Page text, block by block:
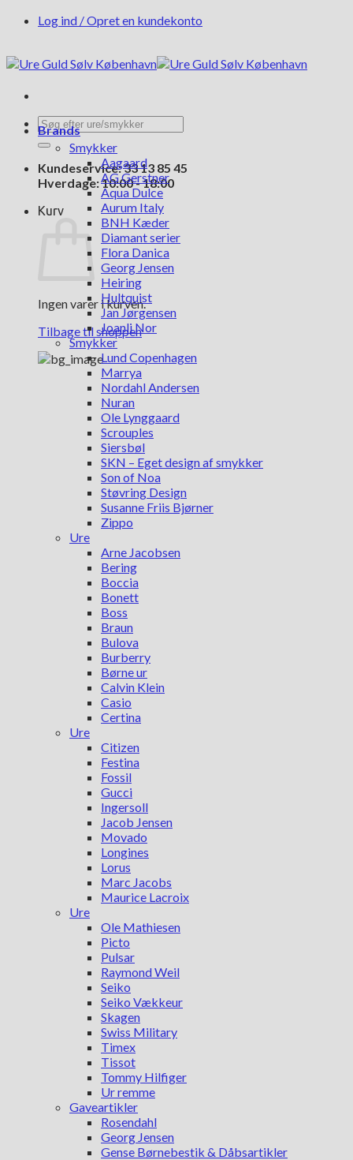
FortsætLog ind / Opret en kundekonto
Søg
efter:
Kundeservice: 33 13 85 45
Hverdage: 10:00 - 18:00
Kurv
Ingen varer i kurven.
Tilbage til shoppen
Brands
Smykker
Aagaard
AG Gerstner
Aqua Dulce
Aurum Italy
BNH Kæder
Diamant serier
Flora Danica
Georg Jensen
Heiring
Hultquist
Jan Jørgensen
Joanli Nor
Smykker
Lund Copenhagen
Marrya
Nordahl Andersen
Nuran
Ole Lynggaard
Scrouples
Siersbøl
SKN – Eget design af smykker
Son of Noa
Støvring Design
Susanne Friis Bjørner
Zippo
Ure
Arne Jacobsen
Bering
Boccia
Bonett
Boss
Braun
Bulova
Burberry
Børne ur
Calvin Klein
Casio
Certina
Ure
Citizen
Festina
Fossil
Gucci
Ingersoll
Jacob Jensen
Movado
Longines
Lorus
Marc Jacobs
Maurice Lacroix
Ure
Ole Mathiesen
Picto
Pulsar
Raymond Weil
Seiko
Seiko Vækkeur
Skagen
Swiss Military
Timex
Tissot
Tommy Hilfiger
Ur remme
Gaveartikler
Rosendahl
Georg Jensen
Gense Børnebestik & Dåbsartikler